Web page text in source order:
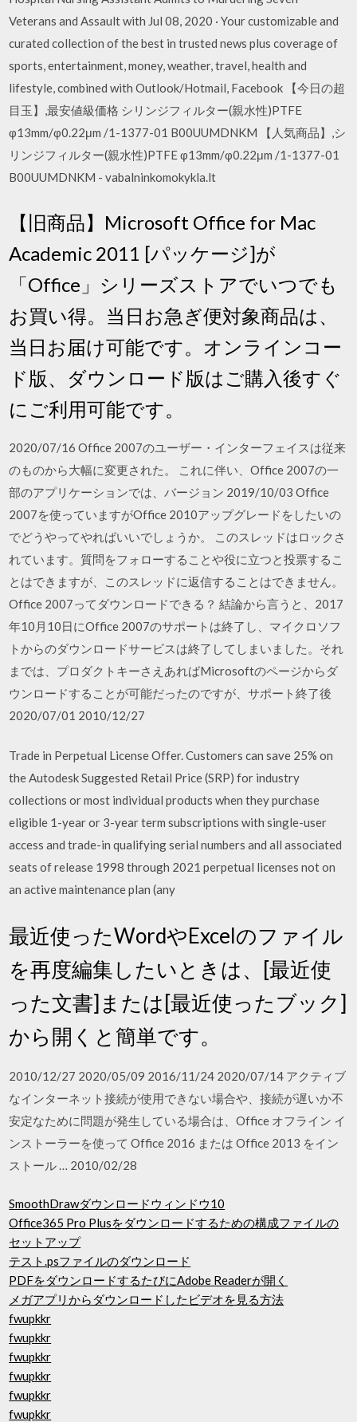
Veterans and Assault with Jul 08, 2020 · Your customizable and
curated collection of the best in trusted news plus coverage of
sports, entertainment, money, weather, travel, health and
lifestyle, combined with Outlook/Hotmail, Facebook 【今日の超
目玉】,最安値級価格 シリンジフィルター(親水性)PTFE
φ13mm/φ0.22μm /1-1377-01 B00UUMDNKM 【人気商品】,シ
リンジフィルター(親水性)PTFE φ13mm/φ0.22μm /1-1377-01
B00UUMDNKM - vabalninkomokykla.lt
【旧商品】Microsoft Office for Mac
Academic 2011 [パッケージ]が
「Office」シリーズストアでいつでも
お買い得。当日お急ぎ便対象商品は、
当日お届け可能です。オンラインコー
ド版、ダウンロード版はご購入後すぐ
にご利用可能です。
2020/07/16 Office 2007のユーザー・インターフェイスは従来
のものから大幅に変更された。 これに伴い、Office 2007の一
部のアプリケーションでは、バージョン 2019/10/03 Office
2007を使っていますがOffice 2010アップグレードをしたいの
でどうやってやればいいでしょうか。 このスレッドはロックさ
れています。質問をフォローすることや役に立つと投票するこ
とはできますが、このスレッドに返信することはできません。
Office 2007ってダウンロードできる？ 結論から言うと、2017
年10月10日にOffice 2007のサポートは終了し、マイクロソフ
トからのダウンロードサービスは終了してしまいました。それ
までは、プロダクトキーさえあればMicrosoftのページからダ
ウンロードすることが可能だったのですが、サポート終了後
2020/07/01 2010/12/27
Trade in Perpetual License Offer. Customers can save 25% on
the Autodesk Suggested Retail Price (SRP) for industry
collections or most individual products when they purchase
eligible 1-year or 3-year term subscriptions with single-user
access and trade-in qualifying serial numbers and all associated
seats of release 1998 through 2021 perpetual licenses not on
an active maintenance plan (any
最近使ったWordやExcelのファイル
を再度編集したいときは、[最近使
った文書]または[最近使ったブック]
から開くと簡単です。
2010/12/27 2020/05/09 2016/11/24 2020/07/14 アクティブ
なインターネット接続が使用できない場合や、接続が遅いか不
安定なために問題が発生している場合は、Office オフライン イ
ンストーラーを使って Office 2016 または Office 2013 をイン
ストール … 2010/02/28
SmoothDrawダウンロードウィンドウ10
Office365 Pro Plusをダウンロードするための構成ファイルの
セットアップ
テスト.psファイルのダウンロード
PDFをダウンロードするたびにAdobe Readerが開く
メガアプリからダウンロードしたビデオを見る方法
fwupkkr
fwupkkr
fwupkkr
fwupkkr
fwupkkr
fwupkkr